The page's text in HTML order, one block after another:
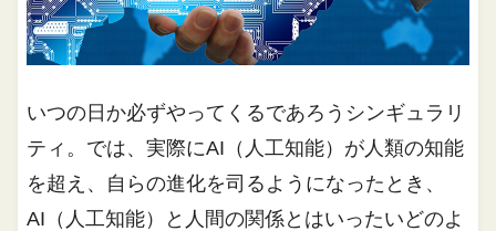
いつの日か必ずやってくるであろうシンギュラリ
ティ。では、実際にAI（人工知能）が人類の知能
を超え、自らの進化を司るようになったとき、
AI（人工知能）と人間の関係とはいったいどのよ